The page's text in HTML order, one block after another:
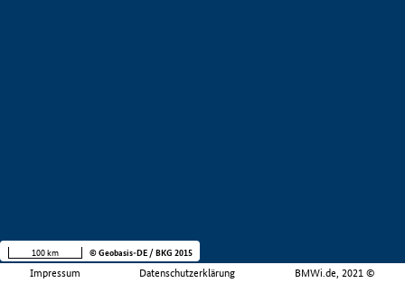
Impressum Datenschutzerklärung BMWi.de, 2021 ©
100 km © Geobasis-DE / BKG 2015